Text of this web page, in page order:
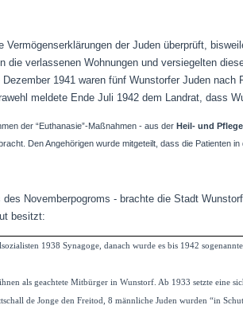
Vermögenserklärungen der Juden überprüft,
die verlassenen Wohnungen und versiegelten
1941 waren fünf Wunstorfer Juden
meldete Ende Juli 1942 dem Landrat, dass
der “Euthanasie”-Maßnahmen - aus der Heil- und
Den Angehörigen wurde mitgeteilt, dass die Patienten
Novemberpogroms - brachte die Stadt
besitzt:
1938 Synagoge, danach wurde es bis 1942
als geachtete Mitbürger in Wunstorf. Ab 1933 setzte eine
de Jonge den Freitod, 8 männliche Juden wurden “in